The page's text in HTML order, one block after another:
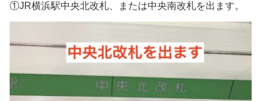
①JR横浜駅中央北改札、または中央南改札を出ます。